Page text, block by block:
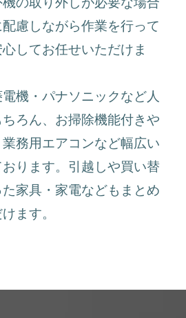
慮しながら作業を行って
してお任せいただけま
機・パナソニックなど人
ろん、お掃除機能付きや
務用エアコンなど幅広い
ります。引越しや買い替
家具・家電などもまとめ
ます。